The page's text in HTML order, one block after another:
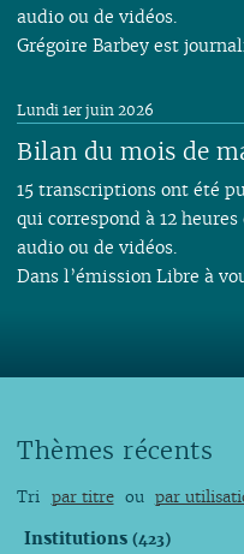
audio ou de vidéos.
Grégoire Barbey est
Bilan du mois de
Lundi 1er juin 2026
15 transcriptions ont été
qui correspond à 12
audio ou de vidéos.
Dans l’émission Libre à
Thèmes récents
Tri par titre ou par
Institutions (423)